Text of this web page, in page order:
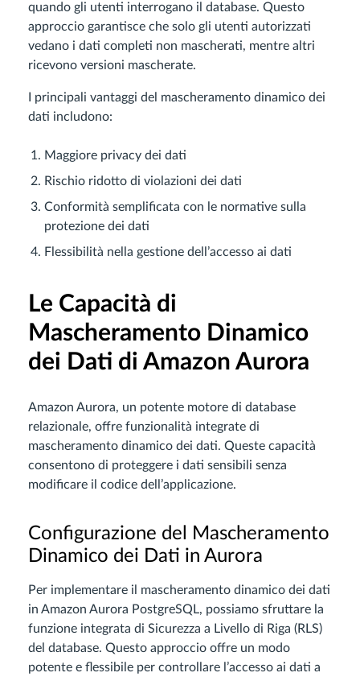
quando gli utenti interrogano il database. Questo
approccio garantisce che solo gli utenti autorizzati
vedano i dati completi non mascherati, mentre altri
ricevono versioni mascherate.
I principali vantaggi del mascheramento dinamico dei
dati includono:
Maggiore privacy dei dati
Rischio ridotto di violazioni dei dati
Conformità semplificata con le normative sulla
protezione dei dati
Flessibilità nella gestione dell’accesso ai dati
Le Capacità di
Mascheramento Dinamico
dei Dati di Amazon Aurora
Amazon Aurora, un potente motore di database
relazionale, offre funzionalità integrate di
mascheramento dinamico dei dati. Queste capacità
consentono di proteggere i dati sensibili senza
modificare il codice dell’applicazione.
Configurazione del Mascheramento
Dinamico dei Dati in Aurora
Per implementare il mascheramento dinamico dei dati
in Amazon Aurora PostgreSQL, possiamo sfruttare la
funzione integrata di Sicurezza a Livello di Riga (RLS)
del database. Questo approccio offre un modo
potente e flessibile per controllare l’accesso ai dati a